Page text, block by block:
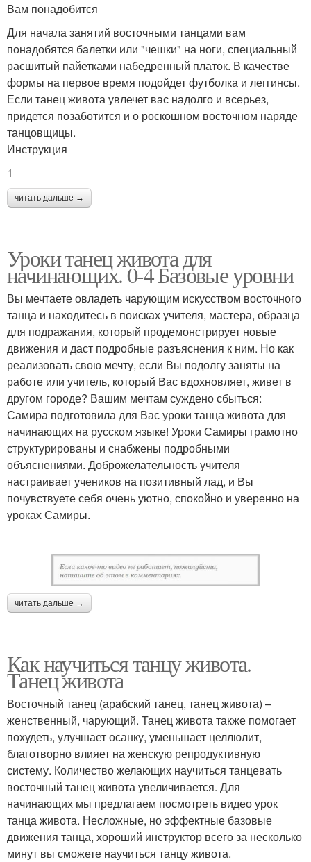
Вам понадобится
Для начала занятий восточными танцами вам
понадобятся балетки или "чешки" на ноги, специальный
расшитый пайетками набедренный платок. В качестве
формы на первое время подойдет футболка и леггинсы.
Если танец живота увлечет вас надолго и всерьез,
придется позаботится и о роскошном восточном наряде
танцовщицы.
Инструкция
1
читать дальше →
Уроки танец живота для
начинающих. 0-4 Базовые уровни
Вы мечтаете овладеть чарующим искусством восточного
танца и находитесь в поисках учителя, мастера, образца
для подражания, который продемонстрирует новые
движения и даст подробные разъяснения к ним. Но как
реализовать свою мечту, если Вы подолгу заняты на
работе или учитель, который Вас вдохновляет, живет в
другом городе? Вашим мечтам суждено сбыться:
Самира подготовила для Вас уроки танца живота для
начинающих на русском языке! Уроки Самиры грамотно
структурированы и снабжены подробными
объяснениями. Доброжелательность учителя
настраивает учеников на позитивный лад, и Вы
почувствуете себя очень уютно, спокойно и уверенно на
уроках Самиры.
читать дальше →
Как научиться танцу живота.
Танец живота
Восточный танец (арабский танец, танец живота) –
женственный, чарующий. Танец живота также помогает
похудеть, улучшает осанку, уменьшает целлюлит,
благотворно влияет на женскую репродуктивную
систему. Количество желающих научиться танцевать
восточный танец живота увеличивается. Для
начинающих мы предлагаем посмотреть видео урок
танца живота. Несложные, но эффектные базовые
движения танца, хороший инструктор всего за несколько
минут вы сможете научиться танцу живота.